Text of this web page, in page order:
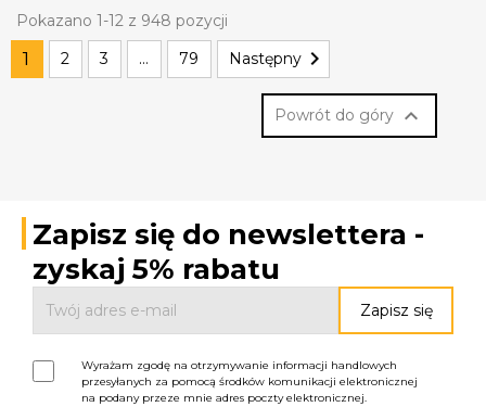
Pokazano 1-12 z 948 pozycji
1 2 3 … 79 Następny 
Powrót do góry 
Zapisz się do newslettera -
zyskaj 5% rabatu
Wyrażam zgodę na otrzymywanie informacji handlowych
przesyłanych za pomocą środków komunikacji elektronicznej
na podany przeze mnie adres poczty elektronicznej.